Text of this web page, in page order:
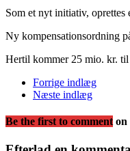
Som et nyt initiativ,
Ny kompensationsordning
Hertil kommer 25 mio. kr. til
Forrige indlæg
Næste indlæg
Be the first to comment on